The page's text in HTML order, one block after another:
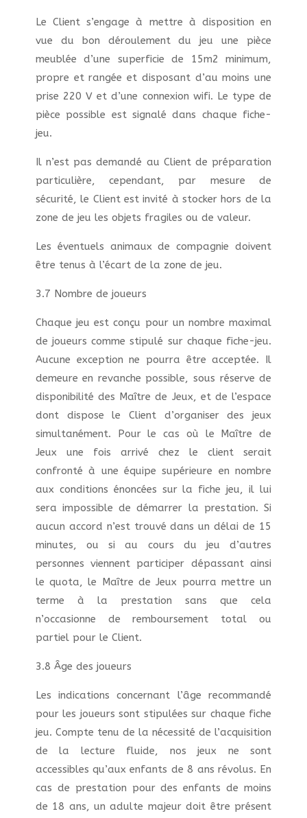
Le Client s’engage à mettre à disposition en
vue du bon déroulement du jeu une pièce
meublée d’une superficie de 15m2 minimum,
propre et rangée et disposant d’au moins une
prise 220 V et d’une connexion wifi. Le type de
pièce possible est signalé dans chaque fiche-
jeu.
Il n’est pas demandé au Client de préparation
particulière, cependant, par mesure de
sécurité, le Client est invité à stocker hors de la
zone de jeu les objets fragiles ou de valeur.
Les éventuels animaux de compagnie doivent
être tenus à l’écart de la zone de jeu.
3.7 Nombre de joueurs
Chaque jeu est conçu pour un nombre maximal
de joueurs comme stipulé sur chaque fiche-jeu.
Aucune exception ne pourra être acceptée. Il
demeure en revanche possible, sous réserve de
disponibilité des Maître de Jeux, et de l’espace
dont dispose le Client d’organiser des jeux
simultanément. Pour le cas où le Maître de
Jeux une fois arrivé chez le client serait
confronté à une équipe supérieure en nombre
aux conditions énoncées sur la fiche jeu, il lui
sera impossible de démarrer la prestation. Si
aucun accord n’est trouvé dans un délai de 15
minutes, ou si au cours du jeu d’autres
personnes viennent participer dépassant ainsi
le quota, le Maître de Jeux pourra mettre un
terme à la prestation sans que cela
n’occasionne de remboursement total ou
partiel pour le Client.
3.8 Âge des joueurs
Les indications concernant l’âge recommandé
pour les joueurs sont stipulées sur chaque fiche
jeu. Compte tenu de la nécessité de l’acquisition
de la lecture fluide, nos jeux ne sont
accessibles qu’aux enfants de 8 ans révolus. En
cas de prestation pour des enfants de moins
de 18 ans, un adulte majeur doit être présent